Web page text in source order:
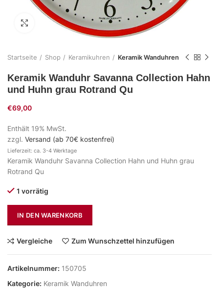
Zum Vergrößern klicken
Startseite Shop Keramikuhren Keramik Wanduhren
Keramik Wanduhr Savanna Collection Hahn
und Huhn grau Rotrand Qu
€69,00
Enthält 19% MwSt.
zzgl. Versand (ab 70€ kostenfrei)
Lieferzeit: ca. 3-4 Werktage
Keramik Wanduhr Savanna Collection Hahn und Huhn grau
Rotrand Qu
1 vorrätig
IN DEN WARENKORB
Vergleiche Zum Wunschzettel hinzufügen
Artikelnummer: 150705
Kategorie: Keramik Wanduhren